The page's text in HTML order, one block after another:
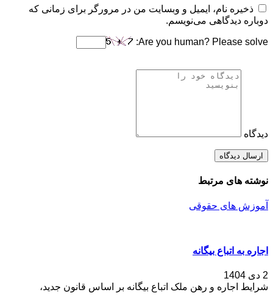
ذخیره نام، ایمیل و وبسایت من در مرورگر برای زمانی که
دوباره دیدگاهی می‌نویسم.
Are you human? Please solve:
دیدگاه
نوشته های مرتبط
آموزش های حقوقی
اجاره به اتباع بیگانه
2 دی 1404
شرایط اجاره و رهن ملک اتباع بیگانه بر اساس قانون جدید،